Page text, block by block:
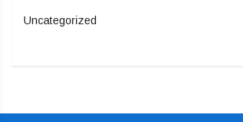
Uncategorized